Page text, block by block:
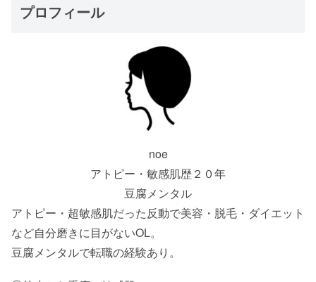
プロフィール
noe
アトピー・敏感肌歴２０年
豆腐メンタル
アトピー・超敏感肌だった反動で美容・脱毛・ダイエット
など自分磨きに目がないOL。
豆腐メンタルで転職の経験あり。